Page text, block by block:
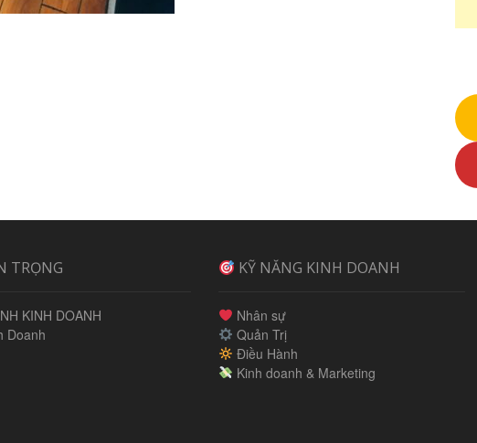
TRỌNG
KINH DOANH
Doanh
KỸ NĂNG KINH DOANH
Nhân sự
Quản Trị
Điều Hành
Kinh doanh & Marketing